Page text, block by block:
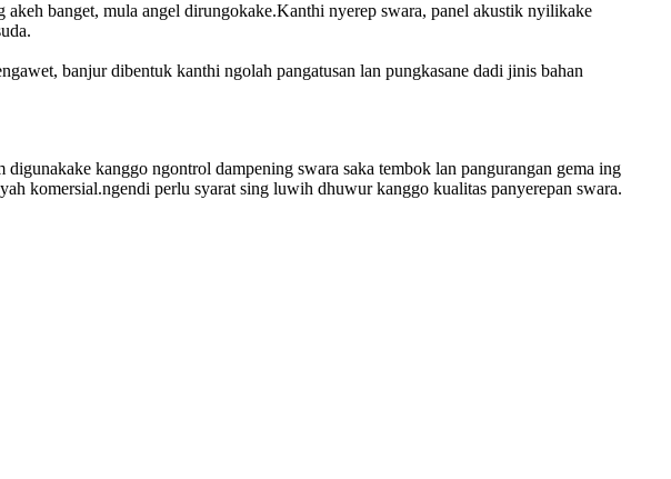
banget, mula angel dirungokake.Kanthi nyerep swara, panel akustik nyilikake
banjur dibentuk kanthi ngolah pangatusan lan pungkasane dadi jinis bahan
kanggo ngontrol dampening swara saka tembok lan pangurangan gema ing
komersial.ngendi perlu syarat sing luwih dhuwur kanggo kualitas panyerepan swara.